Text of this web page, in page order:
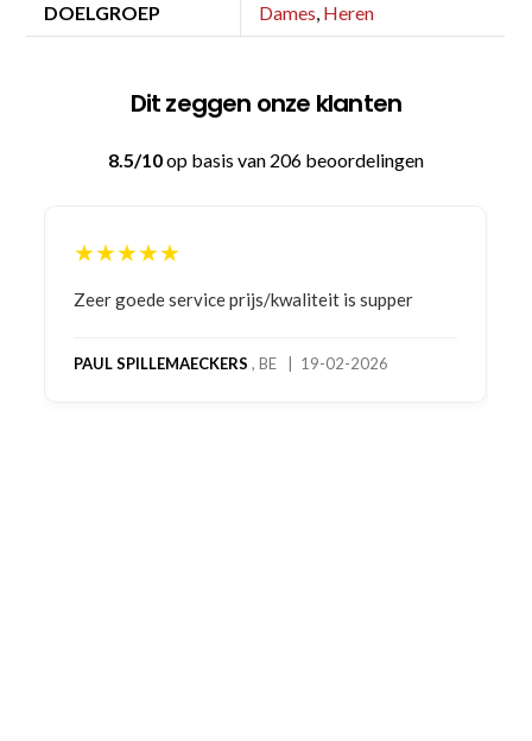
DOELGROEP Dames, Heren
Dit zeggen onze klanten
8.5/10op basis van 206 beoordelingen
★★★★★
Zeer goede service prijs/kwaliteit is supper
PAUL SPILLEMAECKERS , BE | 19-02-2026